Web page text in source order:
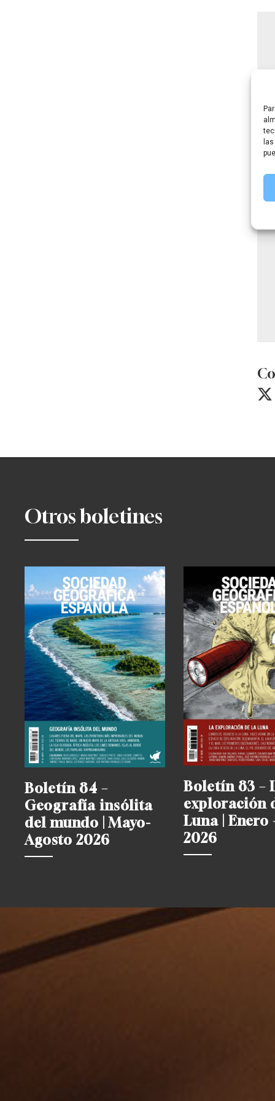
Otros boletines
Boletín 84 –
Geografía insólita
del mundo | Mayo-
Agosto 2026
Boletín 83 –
exploración
Luna | Enero
2026